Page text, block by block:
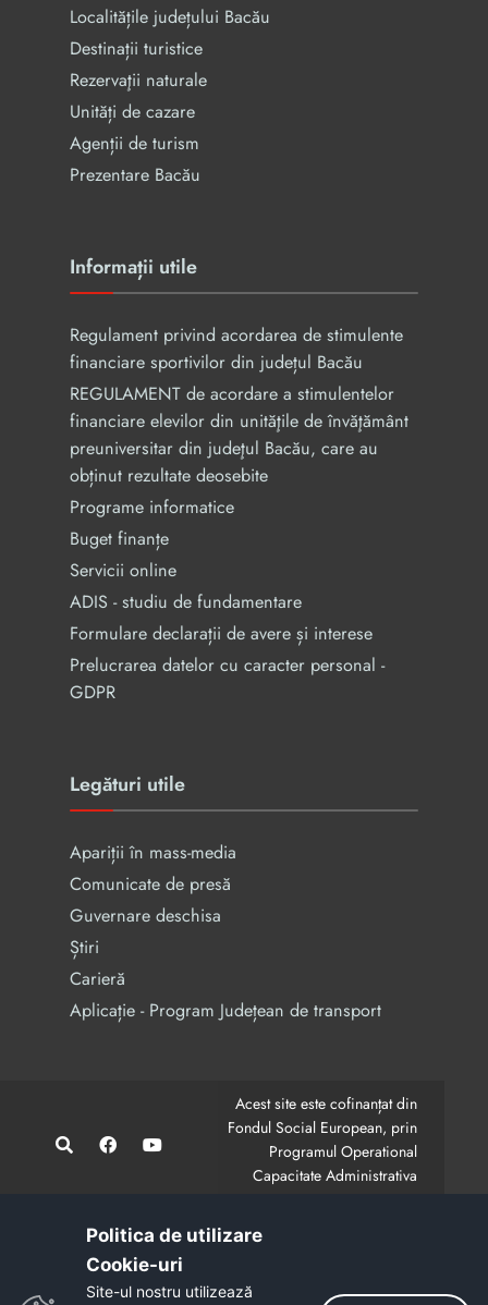
Localitățile județului Bacău
Destinații turistice
Rezervaţii naturale
Unități de cazare
Agenții de turism
Prezentare Bacău
Informații utile
Regulament privind acordarea de stimulente
financiare sportivilor din județul Bacău
REGULAMENT de acordare a stimulentelor
financiare elevilor din unităţile de învăţământ
preuniversitar din judeţul Bacău, care au
obținut rezultate deosebite
Programe informatice
Buget finanțe
Servicii online
ADIS - studiu de fundamentare
Formulare declarații de avere și interese
Prelucrarea datelor cu caracter personal -
GDPR
Legături utile
Apariții în mass-media
Comunicate de presă
Guvernare deschisa
Știri
Carieră
Aplicație - Program Județean de transport
Acest site este cofinanțat din
Fondul Social European, prin
Programul Operational
Capacitate Administrativa
CodMySmis/Sipoca: 128880/652;
Conținutul acestui site web nu reprezintă în mod
obligatoriu poziția oficială a Uniunii Europene.
Politica de utilizare
Cookie-uri‎
Site-ul nostru utilizează